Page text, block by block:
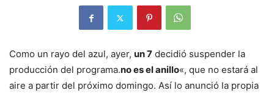
Como un rayo del azul, ayer, un 7 decidió suspender la
producción del programa.no es el anillo«, que no estará al
aire a partir del próximo domingo. Así lo anunció la propia